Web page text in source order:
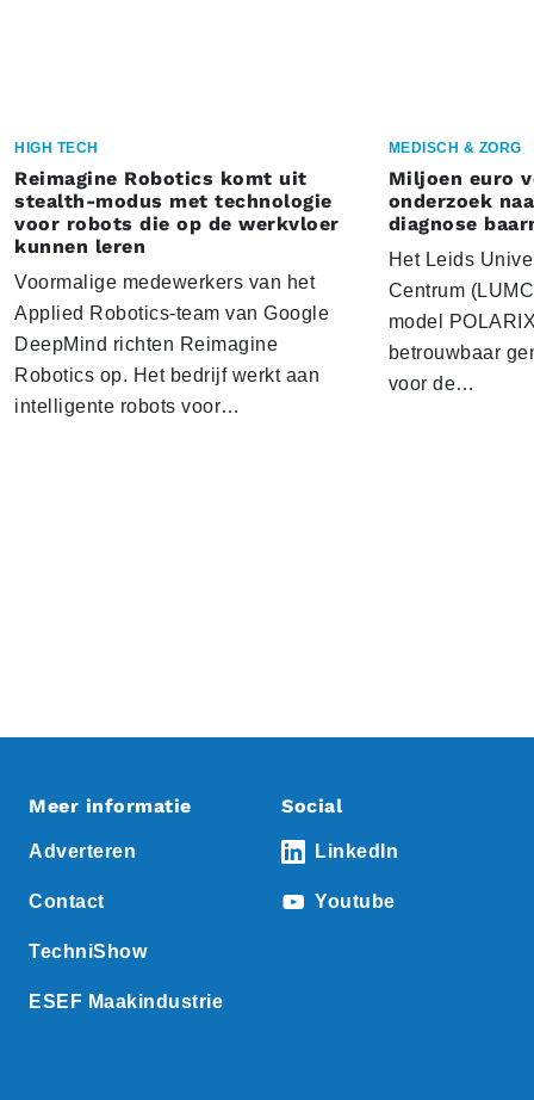
HIGH TECH
Reimagine Robotics komt uit
stealth-modus met technologie
voor robots die op de werkvloer
kunnen leren
Voormalige medewerkers van het
Applied Robotics-team van Google
DeepMind richten Reimagine
Robotics op. Het bedrijf werkt aan
intelligente robots voor…
MEDISCH & ZORG
Miljoen euro
onderzoek
diagnose
Het Leids
Centrum
model
betrouwbaar
voor de…
Meer informatie
Adverteren
Contact
TechniShow
ESEF Maakindustrie
Social
LinkedIn
Youtube